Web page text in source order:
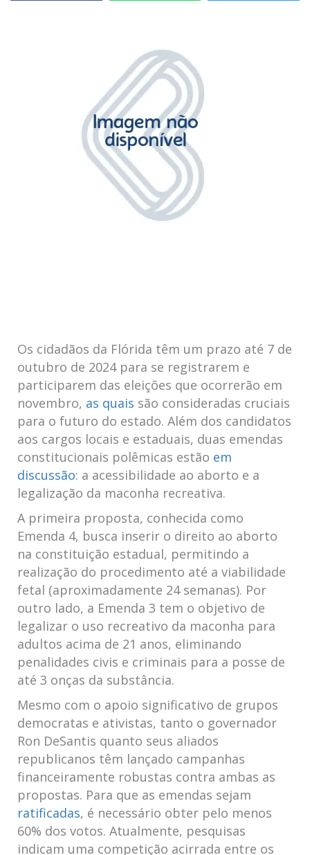
Os cidadãos da Flórida têm um prazo até⁣ 7 de
outubro de 2024 ⁤para se registrarem e
participarem das eleições que ocorrerão em
novembro, ​ as quais são consideradas cruciais
para o futuro do​ estado. Além ⁣dos candidatos
aos cargos​ locais e estaduais,⁤ duas emendas
constitucionais polêmicas estão em
discussão: a acessibilidade ao aborto⁣ e a
legalização da maconha recreativa.
A primeira proposta, conhecida⁣ como ​
Emenda⁢ 4, busca ⁣inserir o‍ direito ao aborto
na constituição estadual, permitindo a
‌realização do ​procedimento até a viabilidade
fetal⁣ (aproximadamente 24 semanas). ​Por
⁤outro lado, a Emenda 3 tem o objetivo de
legalizar‌ o uso⁤ recreativo da‍ maconha para
adultos acima de 21 anos, eliminando⁣
penalidades civis e criminais para⁢ a posse de
até 3 onças da‍ substância.
Mesmo⁣ com o apoio significativo‌ de‌ grupos​
democratas e ativistas, tanto o governador
Ron DeSantis quanto seus aliados
republicanos têm lançado campanhas⁢
financeiramente robustas contra ambas as
propostas. ‍Para que as emendas sejam
ratificadas, é⁤ necessário obter pelo menos​
60% dos votos. Atualmente, pesquisas
⁢indicam uma competição⁣ acirrada ‌entre os